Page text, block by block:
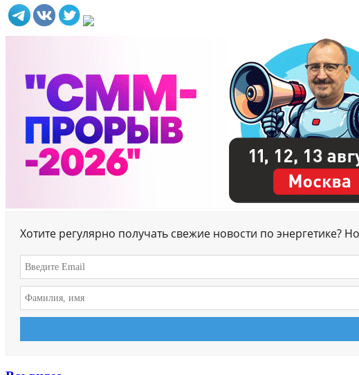
Хотите регулярно получать свежие новости по